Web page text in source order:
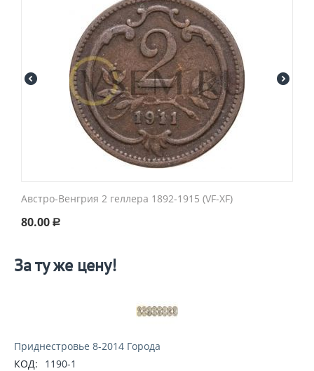
Австро-Венгрия 2 геллера 1892-1915 (VF-XF)
80.00 Р
За ту же цену!
Приднестровье 8-2014 Города
КОД:
1190-1